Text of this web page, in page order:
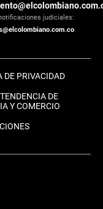
judiciales:
DE PRIVACIDAD
DE
Y COMERCIO